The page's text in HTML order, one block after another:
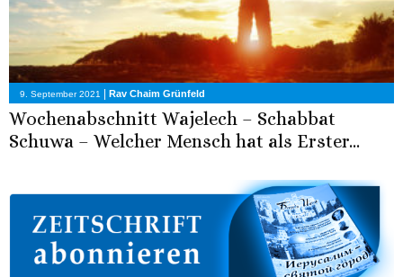
9. September 2021 | Rav Chaim Grünfeld
Wochenabschnitt Wajelech – Schabbat
Schuwa – Welcher Mensch hat als Erster...